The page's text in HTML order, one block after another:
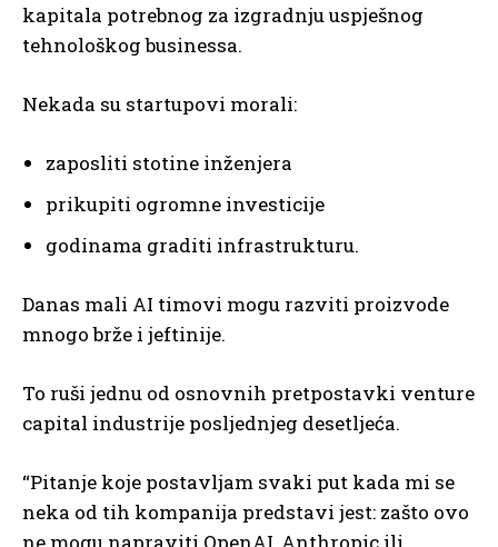
kapitala potrebnog za izgradnju uspješnog
tehnološkog businessa.
Nekada su startupovi morali:
zaposliti stotine inženjera
prikupiti ogromne investicije
godinama graditi infrastrukturu.
Danas mali AI timovi mogu razviti proizvode
mnogo brže i jeftinije.
To ruši jednu od osnovnih pretpostavki venture
capital industrije posljednjeg desetljeća.
“Pitanje koje postavljam svaki put kada mi se
neka od tih kompanija predstavi jest: zašto ovo